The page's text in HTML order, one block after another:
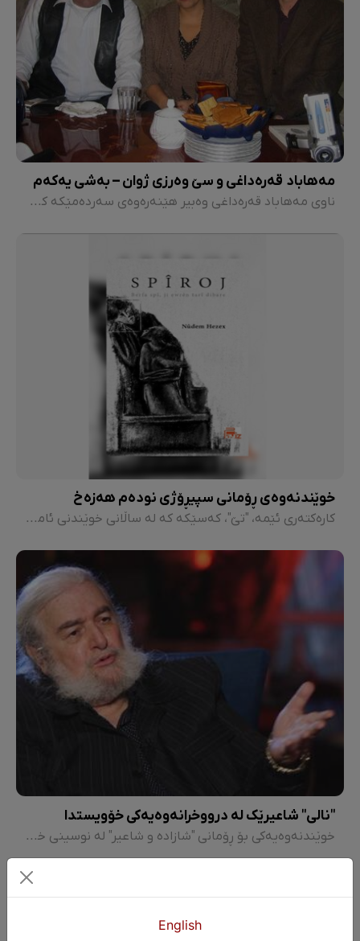
مەهاباد قەرەداغی و سێ وەرزی ژوان – بەشی یەکەم
ناوی مەهاباد قەرەداغی وەبیر هێنەرەوەی سەردەمێکە کە نەوەی ئێمە لە زانکۆکان "شاخ کێڵگەی گەنمەشامییە"ی دەخوێندەوە و لەو توانای زمان و ئافراندنی وێنە و دەربڕینە جیاوازەی ئەو لەبەراورد لەگەڵ پیاوانی شاعیری کورد دڵخۆش دەبوو.
خوێندنەوەی ڕۆمانی سپیڕۆژی نودەم هەزەخ
کارەکتەری ئێمە، "تێ"، کەسێکە کە لە ساڵانی خوێندنی ئامادەیی لە ڕێکخراوە سیاسییەکانی پێش هەشتاکاندا بووە. دەربارەی ئەو، نووسەر باسی بارودۆخی شاری میندی لەو سەردەمەدا دەکات و دووبارە لەسەر زاری کارەکتەرەکەوە ڕەخنە لە کۆمەڵگا دەگرێت
"نالی" شاعیرێک لە درووخرانەوەیەکی خۆویستدا
خوێندنەوەیەکی بۆ ڕۆمانی "شازادە و شاعیر" لە نوسینی خوسرەو جاف
English